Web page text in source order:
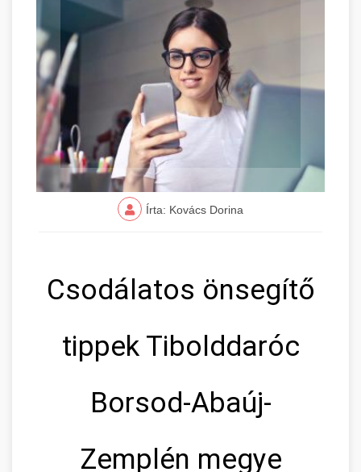
Írta: Kovács Dorina
Csodálatos önsegítő
tippek Tibolddaróc
Borsod-Abaúj-
Zemplén megye